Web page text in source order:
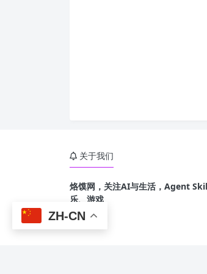
关于我们
烙馍网，关注AI与生活，Agent
乐、游戏
ZH-CN